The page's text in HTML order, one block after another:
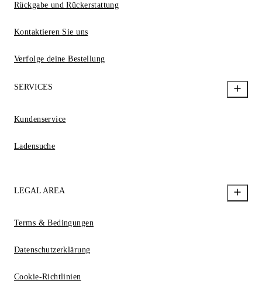
Rückgabe und Rückerstattung
Kontaktieren Sie uns
Verfolge deine Bestellung
SERVICES
Kundenservice
Ladensuche
LEGAL AREA
Terms & Bedingungen
Datenschutzerklärung
Cookie-Richtlinien